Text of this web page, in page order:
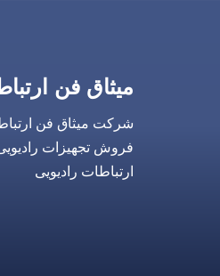
میثاق فن
شرکت میثاق فن
فروش تجهیزات
ارتباطات رادیویی